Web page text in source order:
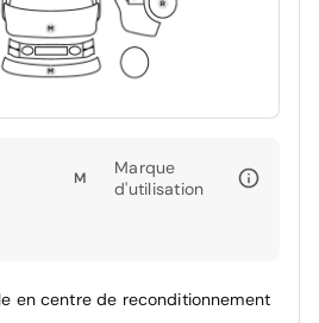
M
Marque
d'utilisation
en centre de reconditionnement